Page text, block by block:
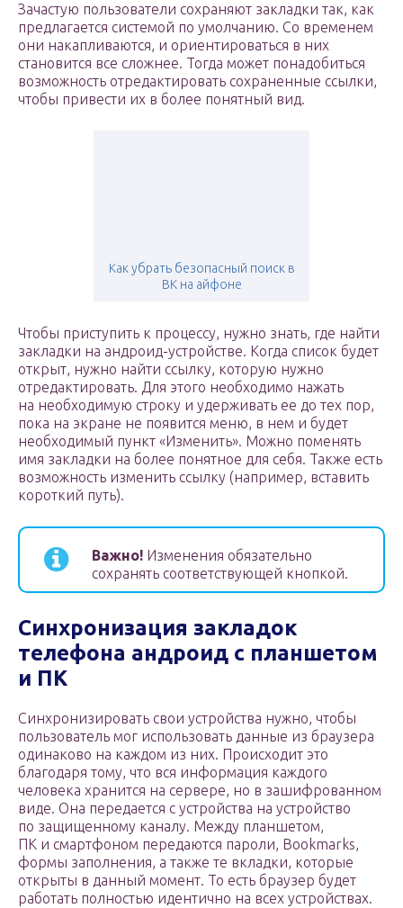
Зачастую пользователи сохраняют закладки так, как
предлагается системой по умолчанию. Со временем
они накапливаются, и ориентироваться в них
становится все сложнее. Тогда может понадобиться
возможность отредактировать сохраненные ссылки,
чтобы привести их в более понятный вид.
Как убрать безопасный поиск в
ВК на айфоне
Чтобы приступить к процессу, нужно знать, где найти
закладки на андроид-устройстве. Когда список будет
открыт, нужно найти ссылку, которую нужно
отредактировать. Для этого необходимо нажать
на необходимую строку и удерживать ее до тех пор,
пока на экране не появится меню, в нем и будет
необходимый пункт «Изменить». Можно поменять
имя закладки на более понятное для себя. Также есть
возможность изменить ссылку (например, вставить
короткий путь).
Важно! Изменения обязательно
сохранять соответствующей кнопкой.
Синхронизация закладок
телефона андроид с планшетом
и ПК
Синхронизировать свои устройства нужно, чтобы
пользователь мог использовать данные из браузера
одинаково на каждом из них. Происходит это
благодаря тому, что вся информация каждого
человека хранится на сервере, но в зашифрованном
виде. Она передается с устройства на устройство
по защищенному каналу. Между планшетом,
ПК и смартфоном передаются пароли, Bookmarks,
формы заполнения, а также те вкладки, которые
открыты в данный момент. То есть браузер будет
работать полностью идентично на всех устройствах.